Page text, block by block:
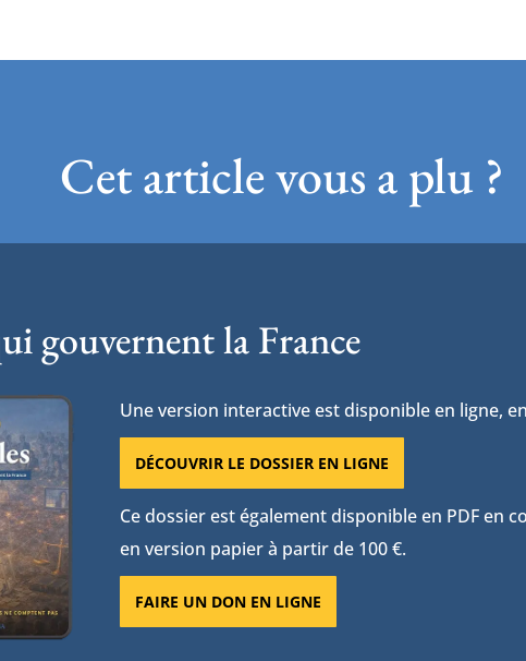
Cet article vous a plu ?
gouvernent la France
Une version interactive est disponible en ligne,
DÉCOUVRIR LE DOSSIER EN LIGNE
Ce dossier est également disponible en PDF en
en version papier à partir de 100 €.
FAIRE UN DON EN LIGNE